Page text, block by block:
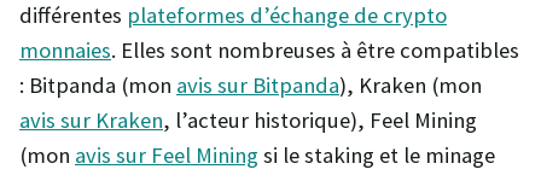
différentes plateformes d’échange de crypto
monnaies. Elles sont nombreuses à être compatibles
: Bitpanda (mon avis sur Bitpanda), Kraken (mon
avis sur Kraken, l’acteur historique), Feel Mining
(mon avis sur Feel Mining si le staking et le minage